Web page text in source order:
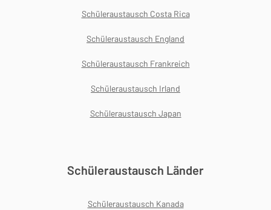
Schüleraustausch Costa Rica
Schüleraustausch England
Schüleraustausch Frankreich
Schüleraustausch Irland
Schüleraustausch Japan
Schüleraustausch Länder
Schüleraustausch Kanada